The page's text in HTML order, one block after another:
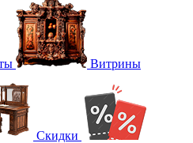
Витрины
Скидки